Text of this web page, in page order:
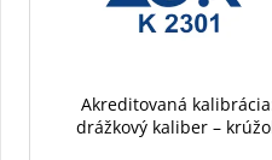
Akreditovaná
drážkový kaliber –